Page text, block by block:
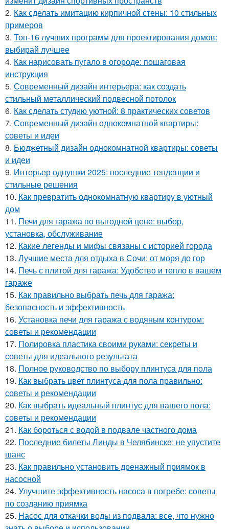
2. Как сделать имитацию кирпичной стены: 10 стильных
примеров
3. Топ-16 лучших программ для проектирования домов:
выбирай лучшее
4. Как нарисовать пугало в огороде: пошаговая
инструкция
5. Современный дизайн интерьера: как создать
стильный металлический подвесной потолок
6. Как сделать студию уютной: 8 практических советов
7. Современный дизайн однокомнатной квартиры:
советы и идеи
8. Бюджетный дизайн однокомнатной квартиры: советы
и идеи
9. Интерьер однушки 2025: последние тенденции и
стильные решения
10. Как превратить однокомнатную квартиру в уютный
дом
11. Печи для гаража по выгодной цене: выбор,
установка, обслуживание
12. Какие легенды и мифы связаны с историей города
13. Лучшие места для отдыха в Сочи: от моря до гор
14. Печь с плитой для гаража: Удобство и тепло в вашем
гараже
15. Как правильно выбрать печь для гаража:
безопасность и эффективность
16. Установка печи для гаража с водяным контуром:
советы и рекомендации
17. Полировка пластика своими руками: секреты и
советы для идеального результата
18. Полное руководство по выбору плинтуса для пола
19. Как выбрать цвет плинтуса для пола правильно:
советы и рекомендации
20. Как выбрать идеальный плинтус для вашего пола:
советы и рекомендации
21. Как бороться с водой в подвале частного дома
22. Последние билеты Линды в Челябинске: не упустите
шанс
23. Как правильно установить дренажный приямок в
насосной
24. Улучшите эффективность насоса в погребе: советы
по созданию приямка
25. Насос для откачки воды из подвала: все, что нужно